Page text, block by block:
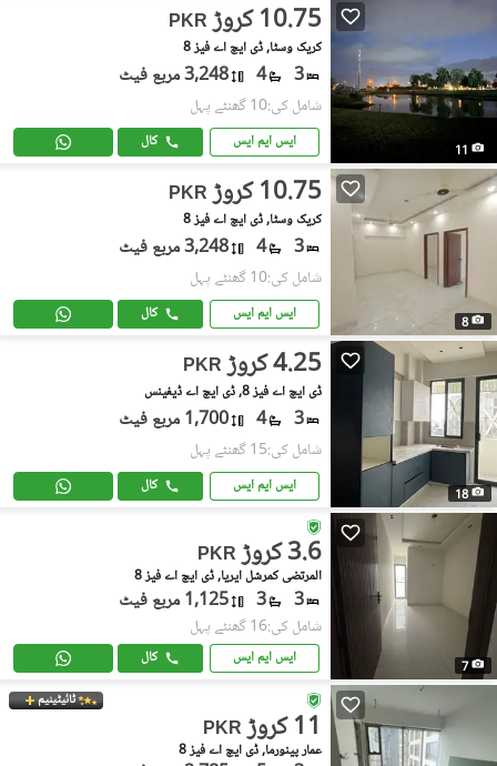
11
PKR 10.75 کروڑ
کریک وسٹا, ڈی ایچ اے فیز 8
3
4 3,248 مربع فیٹ
شامل کی:10 گھنٹے پہل
ایس ایم ایس کال
8
PKR 10.75 کروڑ
کریک وسٹا, ڈی ایچ اے فیز 8
3
4 3,248 مربع فیٹ
شامل کی:10 گھنٹے پہل
ایس ایم ایس کال
18
PKR 4.25 کروڑ
ڈی ایچ اے فیز 8, ڈی ایچ اے ڈیفینس
3
4 1,700 مربع فیٹ
شامل کی:15 گھنٹے پہل
ایس ایم ایس کال
7
PKR 3.6 کروڑ
المرتضی کمرشل ایریا, ڈی ایچ اے فیز 8
3
3 1,125 مربع فیٹ
شامل کی:16 گھنٹے پہل
ایس ایم ایس کال
ٹائیٹینیم
PKR 11 کروڑ
عمار پینورما, ڈی ایچ اے فیز 8